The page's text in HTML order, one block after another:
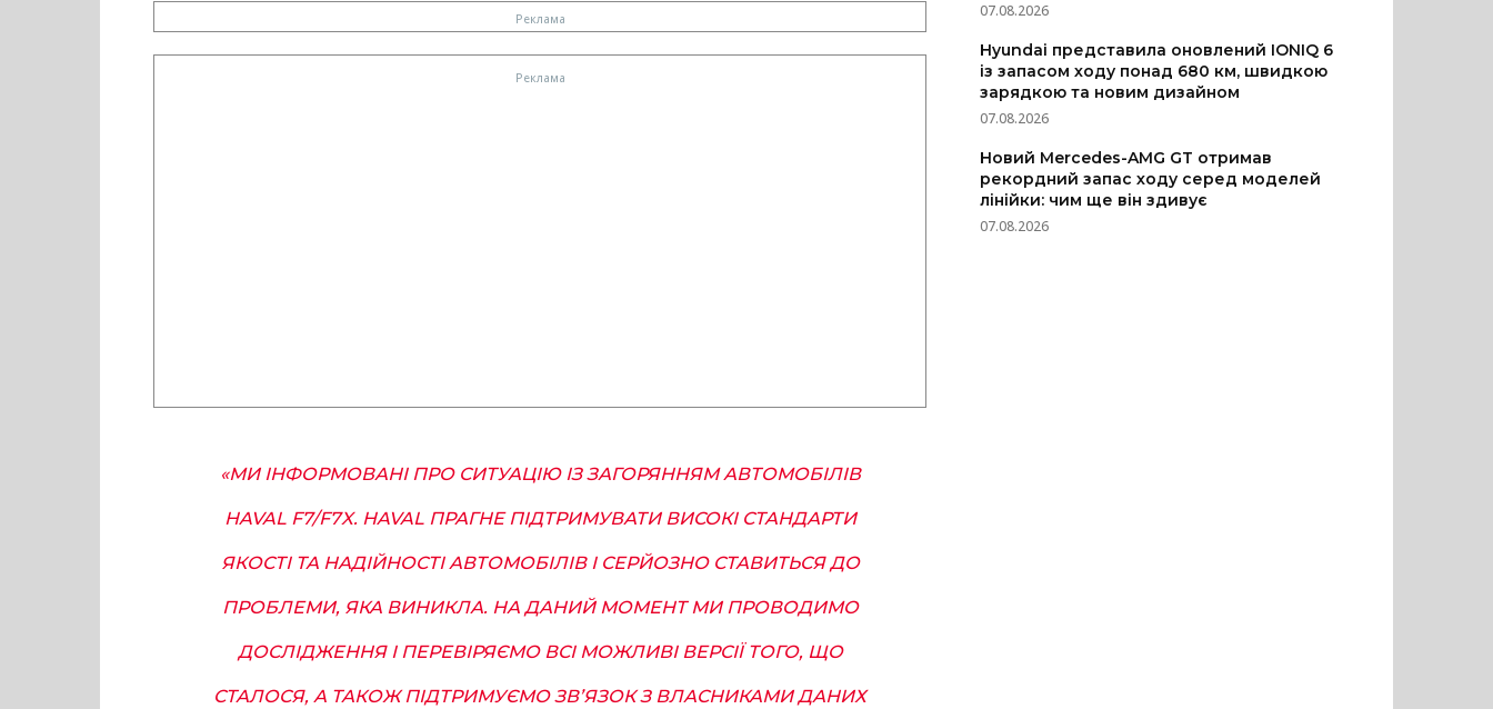
«МИ ІНФОРМОВАНІ ПРО СИТУАЦІЮ ІЗ ЗАГОРЯННЯМ АВТОМОБІЛІВ
HAVAL F7/F7X. HAVAL ПРАГНЕ ПІДТРИМУВАТИ ВИСОКІ СТАНДАРТИ
ЯКОСТІ ТА НАДІЙНОСТІ АВТОМОБІЛІВ І СЕРЙОЗНО СТАВИТЬСЯ ДО
ПРОБЛЕМИ, ЯКА ВИНИКЛА. НА ДАНИЙ МОМЕНТ МИ ПРОВОДИМО
ДОСЛІДЖЕННЯ І ПЕРЕВІРЯЄМО ВСІ МОЖЛИВІ ВЕРСІЇ ТОГО, ЩО
СТАЛОСЯ, А ТАКОЖ ПІДТРИМУЄМО ЗВ’ЯЗОК З ВЛАСНИКАМИ ДАНИХ
07.08.2026
Hyundai представила оновлений IONIQ 6
із запасом ходу понад 680 км, швидкою
зарядкою та новим дизайном
07.08.2026
Новий Mercedes-AMG GT отримав
рекордний запас ходу серед моделей
лінійки: чим ще він здивує
07.08.2026